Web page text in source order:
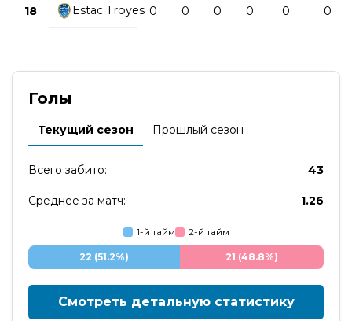
18 Estac Troyes 0 0 0 0 0 0
Голы
Текущий сезон Прошлый сезон
Всего забито: 43
Среднее за матч: 1.26
1-й тайм 2-й тайм
22 (51.2%) 21 (48.8%)
Смотреть детальную статистику